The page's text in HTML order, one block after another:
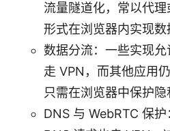
流量隧道化，常以代
形式在浏览器内实现数
数据分流：一些实现
走 VPN，而其他应用
只需在浏览器中保护隐
DNS 与 WebRTC 保